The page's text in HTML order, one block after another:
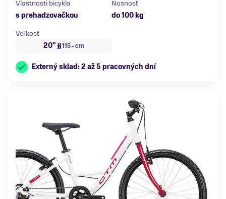
Vlastnosti bicykla
s prehadzovačkou
Nosnosť
do 100 kg
Veľkosť
20"
115 - cm
Externý sklad: 2 až 5 pracovných dní